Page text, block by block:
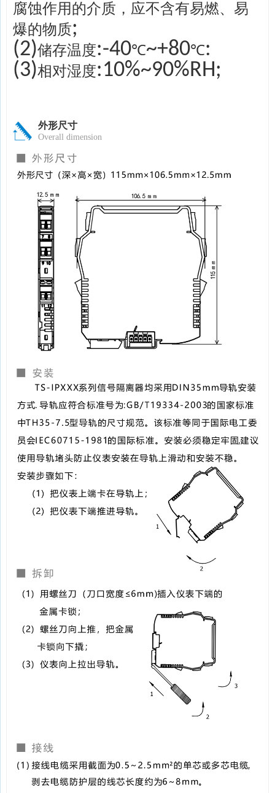
腐蚀作用的介质，应不含有易燃、易
爆的物质;
(2)储存温度:-40℃~+80℃:
(3)相对湿度:10%~90%RH;
外形尺寸
Overall dimension